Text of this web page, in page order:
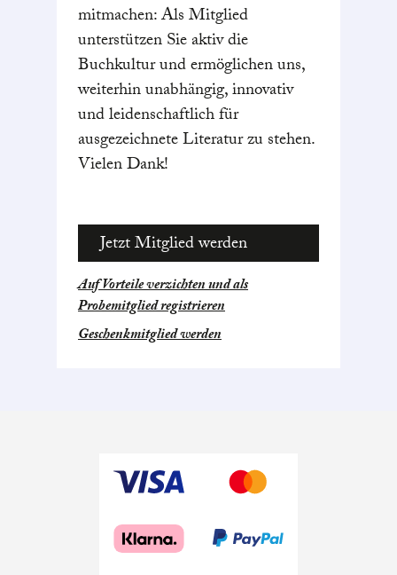
mitmachen: Als Mitglied
unterstützen Sie aktiv die
Buchkultur und ermöglichen uns,
weiterhin unabhängig, innovativ
und leidenschaftlich für
ausgezeichnete Literatur zu stehen.
Vielen Dank!
Jetzt Mitglied werden
Auf Vorteile verzichten und als
Probemitglied registrieren
Geschenkmitglied werden